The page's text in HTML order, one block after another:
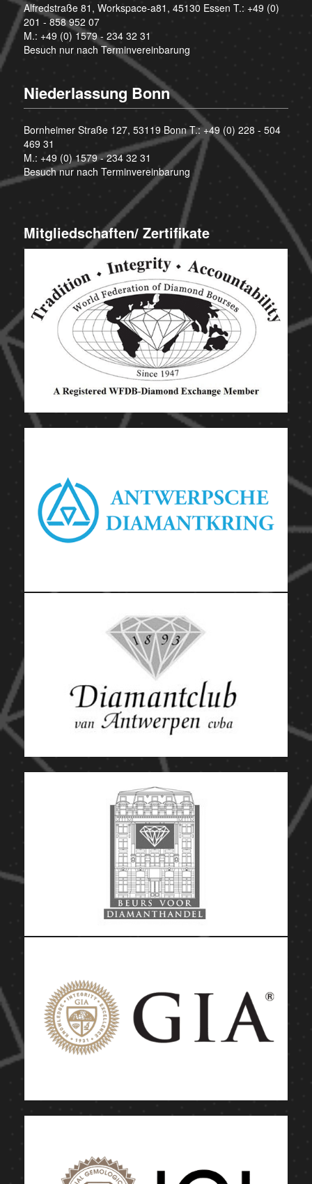
Alfredstraße 81, Workspace-a81, 45130 Essen T.: +49 (0)
201 - 858 952 07
M.: +49 (0) 1579 - 234 32 31
Besuch nur nach Terminvereinbarung
Niederlassung Bonn
Bornheimer Straße 127, 53119 Bonn T.:+49 (0) 228 - 504
469 31
M.: +49 (0) 1579 - 234 32 31
Besuch nur nach Terminvereinbarung
Mitgliedschaften/ Zertifikate